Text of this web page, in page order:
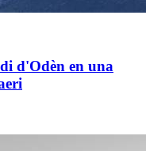
d'Odèn en una